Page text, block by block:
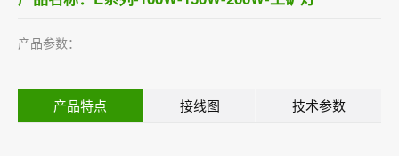
产品参数：
产品特点 接线图 技术参数